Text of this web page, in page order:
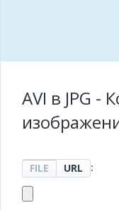
AVI в JPG -
FILE URL :